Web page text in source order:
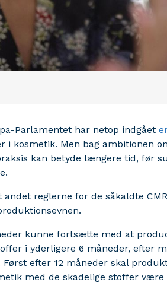
Parlamentet har netop indgået
i kosmetik. Men bag ambitionen
kan betyde længere tid, før
reglerne for de såkaldte
kunne fortsætte med at
i yderligere 6 måneder, efter
Først efter 12 måneder skal
med de skadelige stoffer